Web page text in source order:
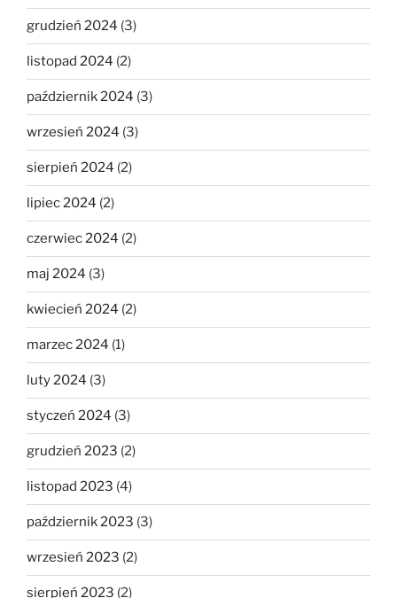
grudzień 2024 (3)
listopad 2024 (2)
październik 2024 (3)
wrzesień 2024 (3)
sierpień 2024 (2)
lipiec 2024 (2)
czerwiec 2024 (2)
maj 2024 (3)
kwiecień 2024 (2)
marzec 2024 (1)
luty 2024 (3)
styczeń 2024 (3)
grudzień 2023 (2)
listopad 2023 (4)
październik 2023 (3)
wrzesień 2023 (2)
sierpień 2023 (2)